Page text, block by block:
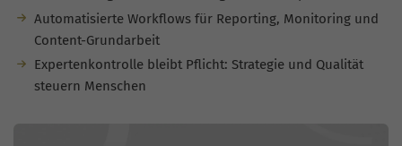
Automatisierte Workflows für Reporting, Monitoring und
Content-Grundarbeit
Expertenkontrolle bleibt Pflicht: Strategie und Qualität
steuern Menschen